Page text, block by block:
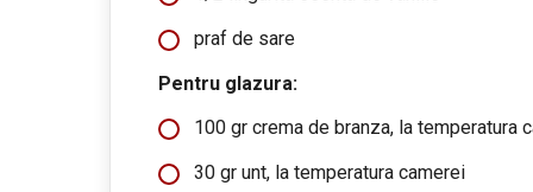
praf de sare
Pentru glazura:
100 gr crema de branza, la temperatura
30 gr unt, la temperatura camerei